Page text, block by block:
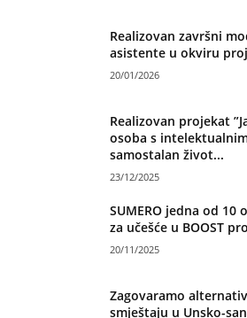
Realizovan završni
asistente u okviru
20/01/2026
Realizovan projekat
osoba s
samostalan život...
23/12/2025
SUMERO jedna od 10
za učešće u BOOST
20/11/2025
Zagovaramo
smještaju u Unsko-